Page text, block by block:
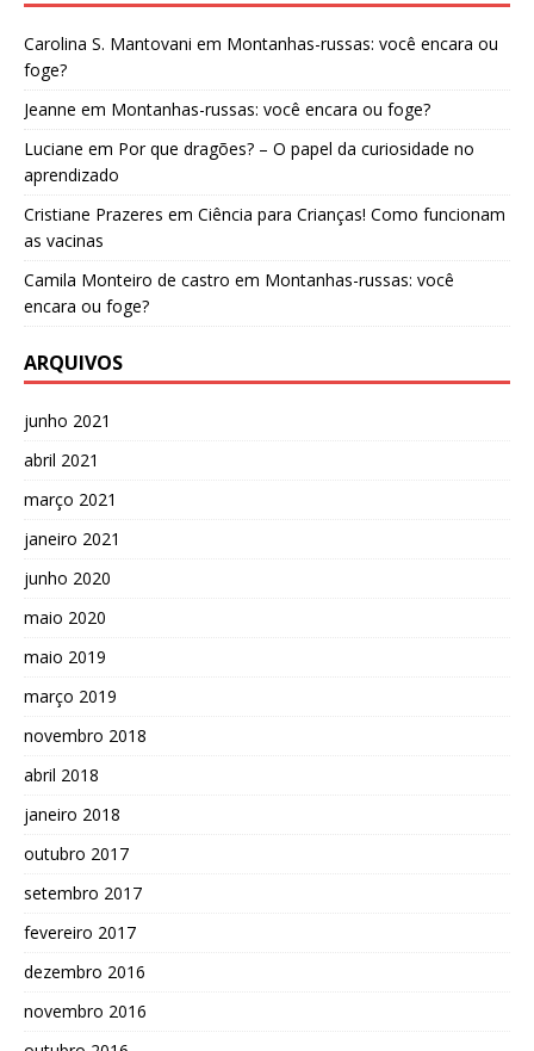
Carolina S. Mantovani em Montanhas-russas: você encara ou
foge?
Jeanne em Montanhas-russas: você encara ou foge?
Luciane em Por que dragões? – O papel da curiosidade no
aprendizado
Cristiane Prazeres em Ciência para Crianças! Como funcionam
as vacinas
Camila Monteiro de castro em Montanhas-russas: você
encara ou foge?
ARQUIVOS
junho 2021
abril 2021
março 2021
janeiro 2021
junho 2020
maio 2020
maio 2019
março 2019
novembro 2018
abril 2018
janeiro 2018
outubro 2017
setembro 2017
fevereiro 2017
dezembro 2016
novembro 2016